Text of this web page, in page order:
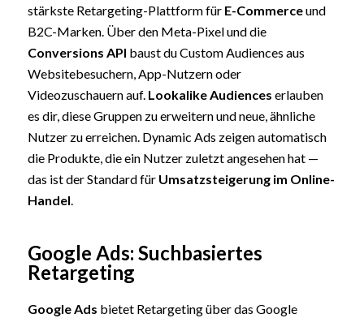
stärkste Retargeting-Plattform für E-Commerceund
B2C-Marken. Über den Meta-Pixel und die
Conversions API baust du Custom Audiences aus
Websitebesuchern, App-Nutzern oder
Videozuschauern auf. Lookalike Audiences erlauben
es dir, diese Gruppen zu erweitern und neue, ähnliche
Nutzer zu erreichen. Dynamic Ads zeigen automatisch
die Produkte, die ein Nutzer zuletzt angesehen hat —
das ist der Standard für Umsatzsteigerung im Online-
Handel
Google Ads: Suchbasiertes
Retargeting
Google Ads bietet Retargeting über das Google